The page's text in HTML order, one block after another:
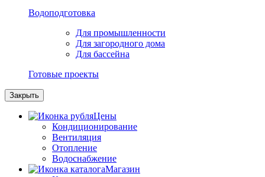
Водоподготовка
Для промышленности
Для загородного дома
Для бассейна
Готовые проекты
Закрыть
Цены
Кондиционирование
Вентиляция
Отопление
Водоснабжение
Магазин